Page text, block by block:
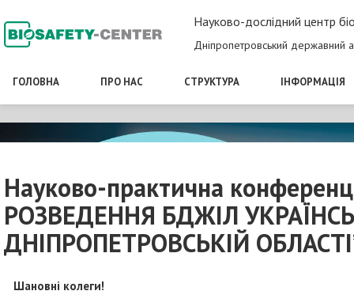
Науково-дослідний центр
Дніпропетровський державний
ГОЛОВНА ПРО НАС СТРУКТУРА ІНФОРМАЦІЯ
Науково-практична
РОЗВЕДЕННЯ БДЖІЛ
ДНІПРОПЕТРОВСЬКІЙ
Шановні колеги!